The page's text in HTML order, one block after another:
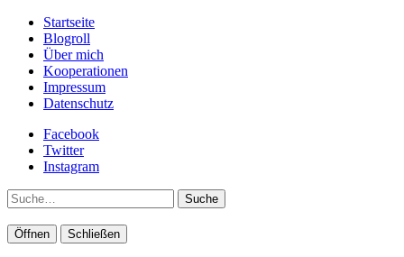
Startseite
Blogroll
Über mich
Kooperationen
Impressum
Datenschutz
Facebook
Twitter
Instagram
Suche
Öffnen Schließen